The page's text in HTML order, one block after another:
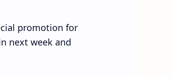
promotion for
next week and